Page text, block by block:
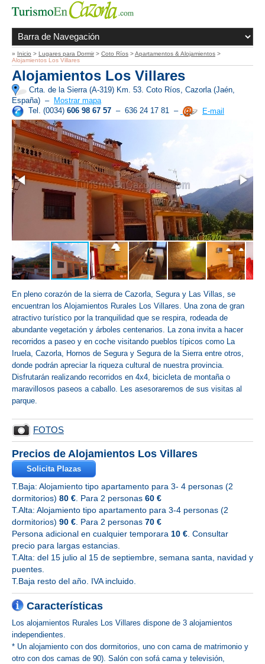
» Inicio > Lugares para Dormir > Coto Ríos >Apartamentos & Alojamientos >
Alojamientos Los Villares
Alojamientos Los Villares
Crta. de la Sierra (A-319) Km. 53. Coto Ríos, Cazorla (Jaén,
España) – Mostrar mapa
Tel. (0034) 606 98 67 57 – 636 24 17 81 – E-mail
En pleno corazón de la sierra de Cazorla, Segura y Las Villas, se
encuentran los Alojamientos Rurales Los Villares. Una zona de gran
atractivo turístico por la tranquilidad que se respira, rodeada de
abundante vegetación y árboles centenarios. La zona invita a hacer
recorridos a paseo y en coche visitando pueblos típicos como La
Iruela, Cazorla, Hornos de Segura y Segura de la Sierra entre otros,
donde podrán apreciar la riqueza cultural de nuestra provincia.
Disfrutarán realizando recorridos en 4x4, bicicleta de montaña o
maravillosos paseos a caballo. Les asesoraremos de sus visitas al
parque.
FOTOS
Precios de Alojamientos Los Villares
Solicita Plazas
T.Baja: Alojamiento tipo apartamento para 3- 4 personas (2
dormitorios) 80 € . Para 2 personas 60 €
T.Alta: Alojamiento tipo apartamento para 3-4 personas (2
dormitorios) 90 € . Para 2 personas 70 €
Persona adicional en cualquier temporara 10 € . Consultar
precio para largas estancias.
T.Alta: del 15 julio al 15 de septiembre, semana santa, navidad y
puentes.
T.Baja resto del año. IVA incluido.
Características
Los alojamientos Rurales Los Villares dispone de 3 alojamientos
independientes.
* Un alojamiento con dos dormitorios, uno con cama de matrimonio y
otro con dos camas de 90). Salón con sofá cama y televisión,